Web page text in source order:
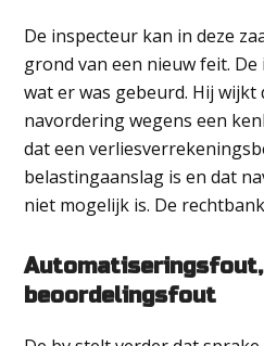
De inspecteur kan in deze
grond van een nieuw feit.
wat er was gebeurd. Hij
navordering wegens een
dat een
belastingaanslag is en dat
niet mogelijk is. De
Automatiseringsfout,
beoordelingsfout